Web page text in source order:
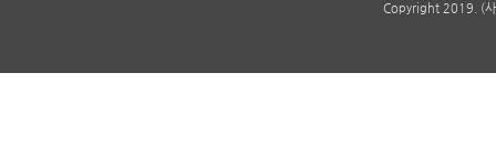
Copyright 2019. (사